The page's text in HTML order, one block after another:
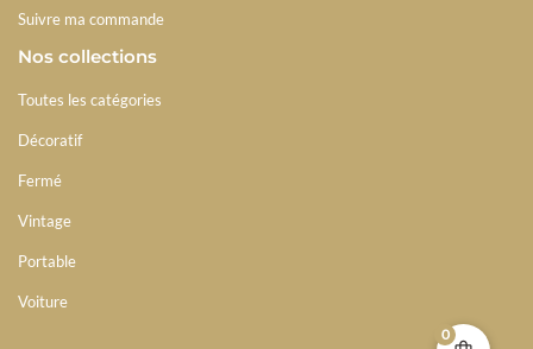
0
Suivre ma commande
Nos collections
Toutes les catégories
Décoratif
Fermé
Vintage
Portable
Voiture